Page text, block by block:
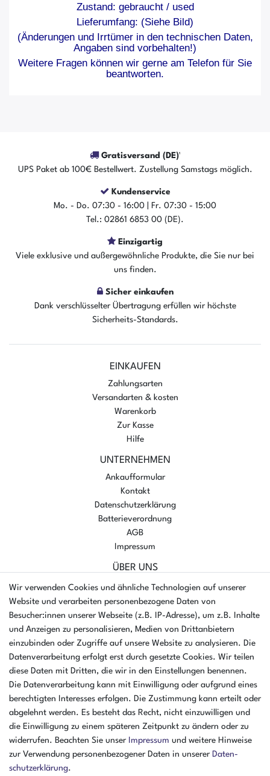
Zustand: gebraucht / used
Lieferumfang: (Siehe Bild)
(Änderungen und Irrtümer in den technischen Daten,
Angaben sind vorbehalten!)
Weitere Fragen können wir gerne am Telefon für Sie
beantworten.
Gratisversand (DE)¹
UPS Paket ab 100€ Bestellwert. Zustellung Samstags möglich.
Kundenservice
Mo. - Do. 07:30 - 16:00 | Fr. 07:30 - 15:00
Tel.: 02861 6853 00 (DE).
Einzigartig
Viele exklusive und außergewöhnliche Produkte, die Sie nur bei
uns finden.
Sicher einkaufen
Dank verschlüsselter Übertragung erfüllen wir höchste
Sicherheits-Standards.
EINKAUFEN
Zahlungsarten
Versandarten & kosten
Warenkorb
Zur Kasse
Hilfe
UNTERNEHMEN
Ankaufformular
Kontakt
Datenschutzerklärung
Batterieverordnung
AGB
Impressum
ÜBER UNS
AMIKON GMBH
Einsteinstr. 8a
46325 Borken
Deutschland
Öffnungszeiten Montag - Donnerstag
07:30 - 16:00 Uhr
Öffnungszeiten Freitag
07:30 - 15:00 Uhr
Wir verwenden Cookies und ähnliche Technologien auf unserer
Website und verarbeiten personenbezogene Daten von
Besucher:innen unserer Webseite (z.B. IP-Adresse), um z.B. Inhalte
und Anzeigen zu personalisieren, Medien von Drittanbietern
einzubinden oder Zugriffe auf unsere Website zu analysieren. Die
Datenverarbeitung erfolgt erst durch gesetzte Cookies. Wir teilen
diese Daten mit Dritten, die wir in den Einstellungen benennen.
Die Datenverarbeitung kann mit Einwilligung oder aufgrund eines
berechtigten Interesses erfolgen. Die Zustimmung kann erteilt oder
abgelehnt werden. Es besteht das Recht, nicht einzuwilligen und
die Einwilligung zu einem späteren Zeitpunkt zu ändern oder zu
widerrufen. Beachten Sie unser Impressum und weitere Hinweise
zur Verwendung personenbezogener Daten in unserer Daten­
schutz­erklärung.